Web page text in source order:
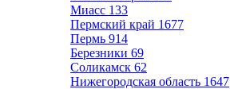
Миасс 133
Пермский край 1677
Пермь 914
Березники 69
Соликамск 62
Нижегородская область 1647